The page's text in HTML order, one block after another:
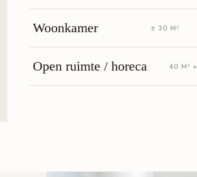
Woonkamer ± 30 M²
Open ruimte / horeca 40 M² +